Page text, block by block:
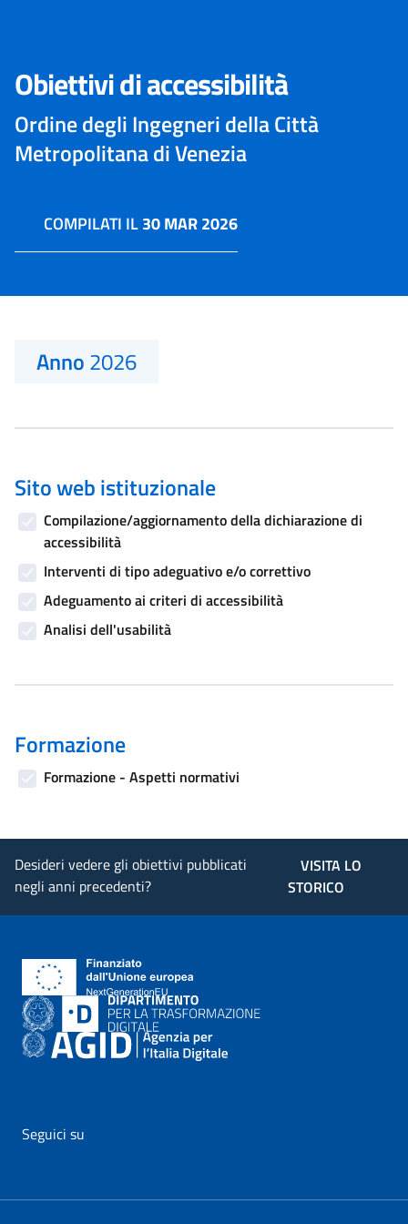
Obiettivi di accessibilità
Ordine degli Ingegneri della Città
Metropolitana di Venezia
COMPILATI IL30 MAR 2026
Anno2026
Sito web istituzionale
Compilazione/aggiornamento della dichiarazione di
accessibilità
Interventi di tipo adeguativo e/o correttivo
Adeguamento ai criteri di accessibilità
Analisi dell'usabilità
Formazione
Formazione - Aspetti normativi
Desideri vedere gli obiettivi pubblicati
negli anni precedenti?
VISITA LO
STORICO
Seguici su